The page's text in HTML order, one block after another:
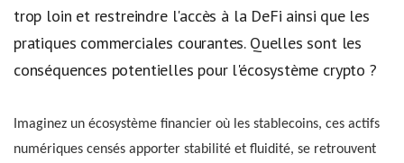
trop loin et restreindre l'accès à la DeFi ainsi que les
pratiques commerciales courantes. Quelles sont les
conséquences potentielles pour l'écosystème crypto ?
Imaginez un écosystème financier où les stablecoins, ces actifs
numériques censés apporter stabilité et fluidité, se retrouvent